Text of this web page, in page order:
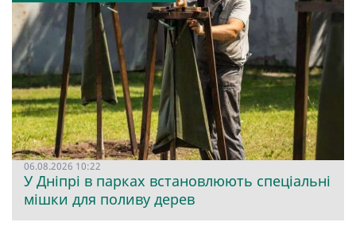
06.08.2026 10:22
У Дніпрі в парках встановлюють спеціальні
мішки для поливу дерев